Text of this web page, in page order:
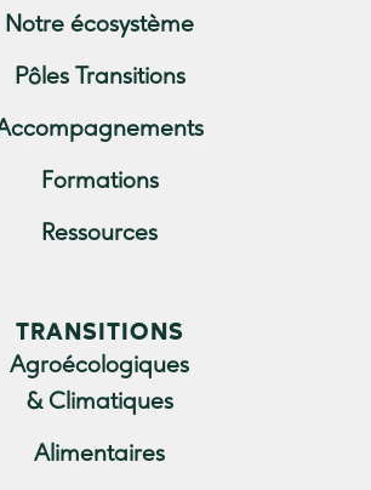
Notre écosystème
Pôles Transitions
Formations
Ressources
TRANSITIONS
Agroécologiques
& Climatiques
Alimentaires